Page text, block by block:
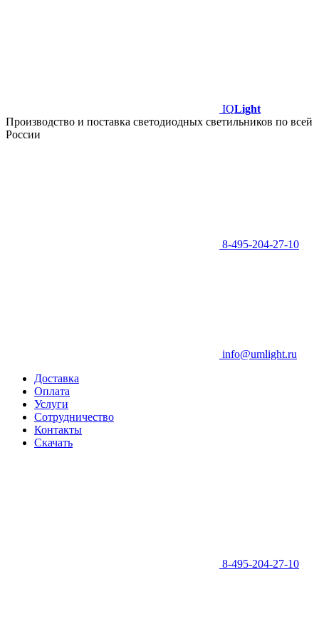
IQLight
Производство и поставка светодиодных светильников по всей
России
8-495-204-27-10
info@umlight.ru
Доставка
Оплата
Услуги
Сотрудничество
Контакты
Скачать
8-495-204-27-10